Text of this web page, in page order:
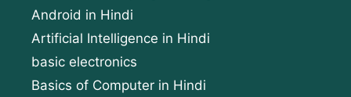
Android in Hindi
Artificial Intelligence in Hindi
basic electronics
Basics of Computer in Hindi